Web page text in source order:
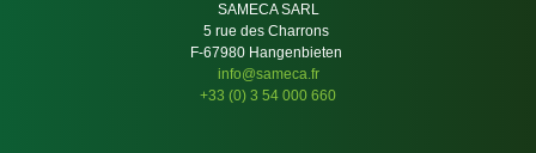
SAMECA SARL
5 rue des Charrons
F-67980 Hangenbieten
info@sameca.fr
+33 (0) 3 54 000 660